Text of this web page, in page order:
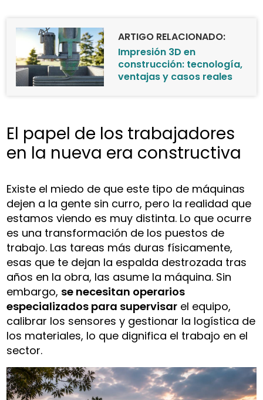
ARTIGO RELACIONADO:
Impresión 3D en
construcción: tecnología,
ventajas y casos reales
El papel de los trabajadores
en la nueva era constructiva
Existe el miedo de que este tipo de máquinas
dejen a la gente sin curro, pero la realidad que
estamos viendo es muy distinta. Lo que ocurre
es una transformación de los puestos de
trabajo. Las tareas más duras físicamente,
esas que te dejan la espalda destrozada tras
años en la obra, las asume la máquina. Sin
embargo, se necesitan operarios
especializados para supervisar el equipo,
calibrar los sensores y gestionar la logística de
los materiales, lo que dignifica el trabajo en el
sector.